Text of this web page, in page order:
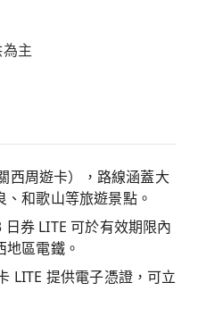
主
西周遊卡），路線涵蓋大
和歌山等旅遊景點。
券 LITE 可於有效期限內
區電鐵。
LITE 提供電子憑證，可立